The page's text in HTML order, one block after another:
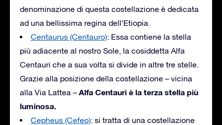
denominazione di questa costellazione è dedicata
ad una bellissima regina dell’Etiopia.
Centaurus (Centauro): Essa contiene la stella
più adiacente al nostro Sole, la cosiddetta Alfa
Centauri che a sua volta si divide in altre tre stelle.
Grazie alla posizione della costellazione – vicina
alla Via Lattea – Alfa Centauri è la terza stella più
luminosa.
Cepheus (Cefeo): si tratta di una costellazione